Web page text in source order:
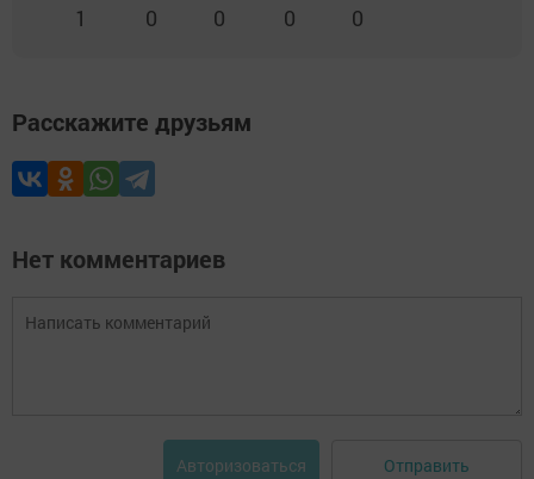
1 0 0 0 0
Расскажите друзьям
Нет комментариев
Авторизоваться Отправить